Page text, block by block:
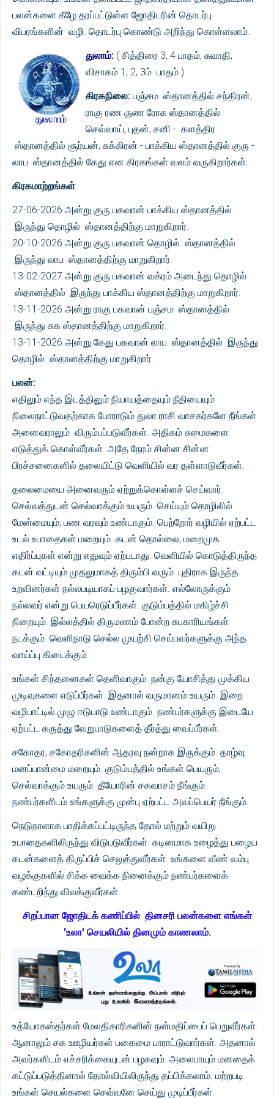
பலன்களை கீழே தரப்பட்டுள்ள ஜோதிடரின் தொடர்பு
விபரங்களின் வழி. தொடர்பு கொண்டு அறிந்து கொள்ளலாம்.
துலாம்: ( சித்திரை 3, 4 பாதம், சுவாதி,
விசாகம் 1, 2, 3ம் பாதம் )
கிரகநிலை: பஞ்சம ஸ்தானத்தில் சந்திரன்,
ராகு ரண ருண ரோக ஸ்தானத்தில்
செவ்வாய், புதன், சனி - களத்திர
ஸ்தானத்தில் சூர்யன், சுக்கிரன் - பாக்கிய ஸ்தானத்தில் குரு -
லாப ஸ்தானத்தில் கேது என கிரகங்கள் வலம் வருகிறார்கள்.
கிரகமாற்றங்கள்
27-06-2026 அன்று குரு பகவான் பாக்கிய ஸ்தானத்தில்
இருந்து தொழில் ஸ்தானத்திற்கு மாறுகிறார்.
20-10-2026 அன்று குரு பகவான் தொழில் ஸ்தானத்தில்
இருந்து லாப ஸ்தானத்திற்கு மாறுகிறார்.
13-02-2027 அன்று குரு பகவான் வக்ரம் அடைந்து தொழில்
ஸ்தானத்தில் இருந்து பாக்கிய ஸ்தானத்திற்கு மாறுகிறார்.
13-11-2026 அன்று ராகு பகவான் பஞ்சம ஸ்தானத்தில்
இருந்து சுக ஸ்தானத்திற்கு மாறுகிறார்.
13-11-2026 அன்று கேது பகவான் லாப ஸ்தானத்தில் இருந்து
தொழில் ஸ்தானத்திற்கு மாறுகிறார்.
பலன்:
எதிலும் எந்த இடத்திலும் நியாயத்தையும் நீதியையும்
நிலைநாட்டுவதற்காக போராடும் துலா ராசி வாசகர்களே நீங்கள்
அனைவராலும் விரும்பப்படுவீர்கள். அதிகம் சுமைகளை
எடுத்துக் கொள்வீர்கள். அதே நேரம் சின்ன சின்ன
பிரச்சனைகளில் தலையிட்டு வெளியில் வர தள்ளாடுவீர்கள்.
தலைமையை அனைவரும் ஏற்றுக்கொள்ளச் செய்வார்.
செல்வத்துடன் செல்வாக்கும் உயரும். செய்யும் தொழிலில்
மேன்மையும், பண வரவும் உண்டாகும். பெற்றோர் வழியில் ஏற்பட்ட
உடல் உபாதைகள் மறையும். கடன் தொல்லை, மறைமுக
எதிர்ப்புகள் என்று எதுவும் ஏற்படாது. வெளியில் கொடுத்திருந்த
கடன் வட்டியும் முதலுமாகத் திரும்பி வரும். புதிராக இருந்த
உறவினர்கள் நல்லபடியாகப் பழகுவார்கள். எல்லோருக்கும்
நல்லவர் என்று பெயரெடுப்பீர்கள். குடும்பத்தில் மகிழ்ச்சி
நிறையும். இல்லத்தில் திருமணம் போன்ற சுபகாரியங்கள்
நடக்கும். வெளிநாடு செல்ல முயற்சி செய்பவர்களுக்கு அந்த
வாய்ப்பு கிடைக்கும்.
உங்கள் சிந்தனைகள் தெளிவாகும். நன்கு யோசித்து முக்கிய
முடிவுகளை எடுப்பீர்கள். இதனால் வருமானம் உயரும். இறை
வழிபாட்டில் முழு ஈடுபாடு உண்டாகும். நண்பர்களுக்கு இடையே
ஏற்பட்ட கருத்து வேறுபாடுகளைத் தீர்த்து வைப்பீர்கள்.
சகோதர, சகோதரிகளின் ஆதரவு நன்றாக இருக்கும். தாழ்வு
மனப்பான்மை மறையும். குடும்பத்தில் உங்கள் பெயரும்,
செல்வாக்கும் உயரும். தீயோரின் சகவாசம் நீங்கும்.
நண்பர்களிடம் உங்களுக்கு முன்பு ஏற்பட்ட அவப்பெயர் நீங்கும்.
நெடுநாளாக பாதிக்கப்பட்டிருந்த தோல் மற்றும் வயிறு
உபாதைகளிலிருந்து விடுபடுவீர்கள். கடினமாக உழைத்து பழைய
கடன்களைத் திருப்பிச் செலுத்துவீர்கள். உங்களை வீண் வம்பு
வழக்குகளில் சிக்க வைக்க நினைக்கும் நண்பர்களைக்
கண்டறிந்து விலக்குவீர்கள்.
சிறப்பான ஜோதிடக் கணிப்பில் தினசரி பலன்களை எங்கள்
'உலா' செயலியில் தினமும் காணலாம்.
உத்யோகஸ்தர்கள் மேலதிகாரிகளின் நன்மதிப்பைப் பெறுவீர்கள்.
ஆனாலும் சக ஊழியர்கள் பகைமை பாராட்டுவார்கள். அதனால்
அவர்களிடம் எச்சரிக்கையுடன் பழகவும். அலைபாயும் மனதைக்
கட்டுப்படுத்தினால் தோல்வியிலிருந்து தப்பிக்கலாம். மற்றபடி
உங்கள் செயல்களை செவ்வனே செய்து முடிப்பீர்கள்.